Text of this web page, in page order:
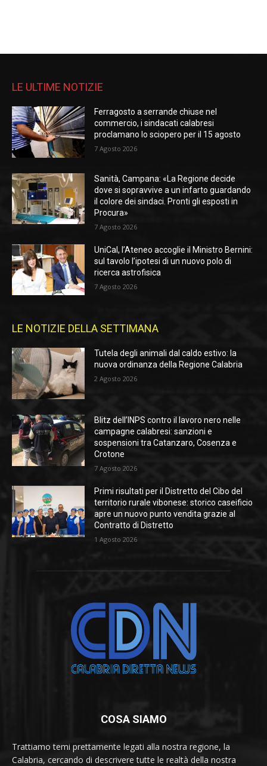
LE ULTIME NOTIZIE
Ferragosto a serrande chiuse nel
commercio, i sindacati calabresi
proclamano lo sciopero per il 15 agosto
7 Agosto 2026
Sanità, Campana: «La Regione decide
dove si sopravvive a un infarto guardando
il colore dei sindaci. Pronti gli esposti in
Procura»
7 Agosto 2026
UniCal, l’Ateneo accoglie il Ministro Bernini:
sul tavolo l’ipotesi di un nuovo polo di
ricerca astrofisica
7 Agosto 2026
LE NOTIZIE DELLA SETTIMANA
Tutela degli animali dal caldo estivo: la
nuova ordinanza della Regione Calabria
2 Agosto 2026
Blitz dell’INPS contro il lavoro nero nelle
campagne calabresi: sanzioni e
sospensioni tra Catanzaro, Cosenza e
Crotone
7 Agosto 2026
Primi risultati per il Distretto del Cibo del
territorio rurale vibonese: storico caseificio
apre un nuovo punto vendita grazie al
Contratto di Distretto
1 Agosto 2026
COSA SIAMO
Trattiamo temi prettamente legati alla nostra regione, la
Calabria, cercando di descrivere tutte le realtà della nostra